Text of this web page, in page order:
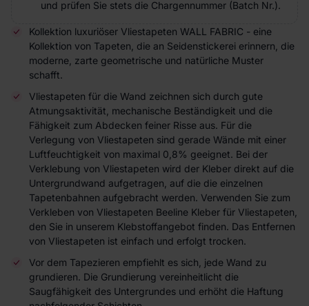
und prüfen Sie stets die Chargennummer (Batch Nr.).
Kollektion luxuriöser Vliestapeten WALL FABRIC - eine
Kollektion von Tapeten, die an Seidenstickerei erinnern, die
moderne, zarte geometrische und natürliche Muster
schafft.
Vliestapeten für die Wand zeichnen sich durch gute
Atmungsaktivität, mechanische Beständigkeit und die
Fähigkeit zum Abdecken feiner Risse aus. Für die
Verlegung von Vliestapeten sind gerade Wände mit einer
Luftfeuchtigkeit von maximal 0,8% geeignet. Bei der
Verklebung von Vliestapeten wird der Kleber direkt auf die
Untergrundwand aufgetragen, auf die die einzelnen
Tapetenbahnen aufgebracht werden. Verwenden Sie zum
Verkleben von Vliestapeten Beeline Kleber für Vliestapeten,
den Sie in unserem Klebstoffangebot finden. Das Entfernen
von Vliestapeten ist einfach und erfolgt trocken.
Vor dem Tapezieren empfiehlt es sich, jede Wand zu
grundieren. Die Grundierung vereinheitlicht die
Saugfähigkeit des Untergrundes und erhöht die Haftung